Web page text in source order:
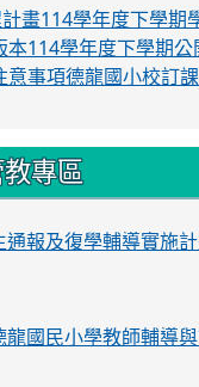
畫114學年度下學期
本114學年度下學期
意事項德龍國小校訂
專區
報及復學輔導實施
國民小學教師輔導